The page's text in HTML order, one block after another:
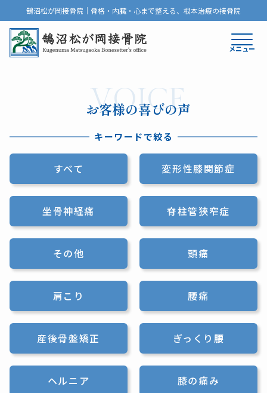
鵠沼松が岡接骨院｜骨格・内臓・心まで整える、根本治療の接骨院
メニュー
VOICE
お客様の喜びの声
キーワードで絞る
すべて 変形性膝関節症
坐骨神経痛 脊柱管狭窄症
その他 頭痛
肩こり 腰痛
産後骨盤矯正 ぎっくり腰
ヘルニア 膝の痛み